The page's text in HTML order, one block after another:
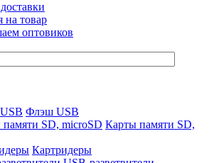
на товар
оптовиков
Флэш USB
Карты памяти SD,
Картридеры